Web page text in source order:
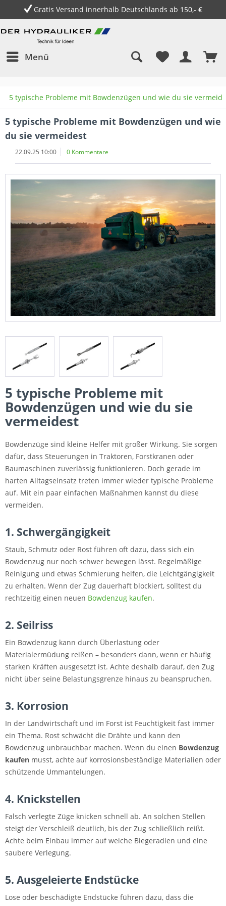
Gratis Versand innerhalb Deutschlands ab 150,- €
Menü
5 typische Probleme mit Bowdenzügen und wie du sie
5 typische Probleme mit Bowdenzügen und wie
du sie vermeidest
22.09.25 10:00 0 Kommentare
5 typische Probleme mit
Bowdenzügen und wie du sie
vermeidest
Bowdenzüge sind kleine Helfer mit großer Wirkung. Sie sorgen
dafür, dass Steuerungen in Traktoren, Forstkranen oder
Baumaschinen zuverlässig funktionieren. Doch gerade im
harten Alltagseinsatz treten immer wieder typische Probleme
auf. Mit ein paar einfachen Maßnahmen kannst du diese
vermeiden.
1. Schwergängigkeit
Staub, Schmutz oder Rost führen oft dazu, dass sich ein
Bowdenzug nur noch schwer bewegen lässt. Regelmäßige
Reinigung und etwas Schmierung helfen, die Leichtgängigkeit
zu erhalten. Wenn der Zug dauerhaft blockiert, solltest du
rechtzeitig einen neuen Bowdenzug kaufen.
2. Seilriss
Ein Bowdenzug kann durch Überlastung oder
Materialermüdung reißen – besonders dann, wenn er häufig
starken Kräften ausgesetzt ist. Achte deshalb darauf, den Zug
nicht über seine Belastungsgrenze hinaus zu beanspruchen.
3. Korrosion
In der Landwirtschaft und im Forst ist Feuchtigkeit fast immer
ein Thema. Rost schwächt die Drähte und kann den
Bowdenzug unbrauchbar machen. Wenn du einen Bowdenzug
kaufen musst, achte auf korrosionsbeständige Materialien oder
schützende Ummantelungen.
4. Knickstellen
Falsch verlegte Züge knicken schnell ab. An solchen Stellen
steigt der Verschleiß deutlich, bis der Zug schließlich reißt.
Achte beim Einbau immer auf weiche Biegeradien und eine
saubere Verlegung.
5. Ausgeleierte Endstücke
Lose oder beschädigte Endstücke führen dazu, dass die